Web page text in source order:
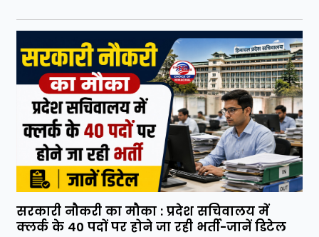
सरकारी नौकरी का मौका : प्रदेश सचिवालय में
क्लर्क के 40 पदों पर होने जा रही भर्ती-जानें डिटेल